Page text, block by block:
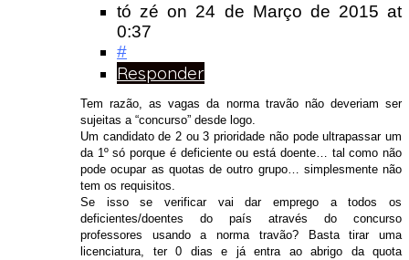
tó zé on 24 de Março de 2015 at
0:37
#
Responder
Tem razão, as vagas da norma travão não deveriam ser
sujeitas a “concurso” desde logo.
Um candidato de 2 ou 3 prioridade não pode ultrapassar um
da 1º só porque é deficiente ou está doente… tal como não
pode ocupar as quotas de outro grupo… simplesmente não
tem os requisitos.
Se isso se verificar vai dar emprego a todos os
deficientes/doentes do país através do concurso
professores usando a norma travão? Basta tirar uma
licenciatura, ter 0 dias e já entra ao abrigo da quota